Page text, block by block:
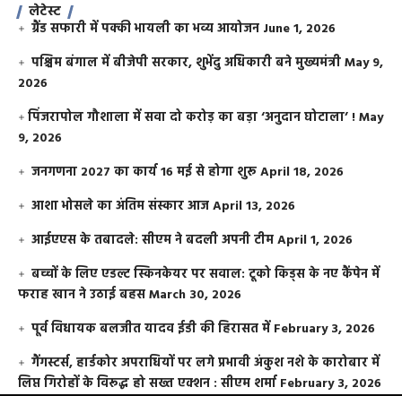
लेटेस्ट
ग्रैंड सफारी में पक्की भायली का भव्य आयोजन June 1, 2026
पश्चिम बंगाल में बीजेपी सरकार, शुभेंदु अधिकारी बने मुख्यमंत्रीMay 9,
2026
​पिंजरापोल गौशाला में सवा दो करोड़ का बड़ा ‘अनुदान घोटाला’ !May
9, 2026
जनगणना 2027 का कार्य 16 मई से होगा शुरूApril 18, 2026
आशा भोसले का अंतिम संस्कार आजApril 13, 2026
आईएएस के तबादले: सीएम ने बदली अपनी टीमApril 1, 2026
बच्चों के लिए एडल्ट स्किनकेयर पर सवाल: टूको किड्स के नए कैंपेन में
फराह खान ने उठाई बहसMarch 30, 2026
पूर्व विधायक बलजीत यादव ईडी की हिरासत में February 3, 2026
गैंगस्टर्स, हार्डकोर अपराधियों पर लगे प्रभावी अंकुश नशे के कारोबार में
लिप्त गिरोहों के विरूद्ध हो सख्त एक्शन : सीएम शर्मा February 3, 2026